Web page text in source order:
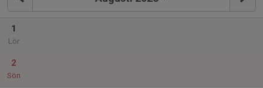
1
Lör
2
Sön